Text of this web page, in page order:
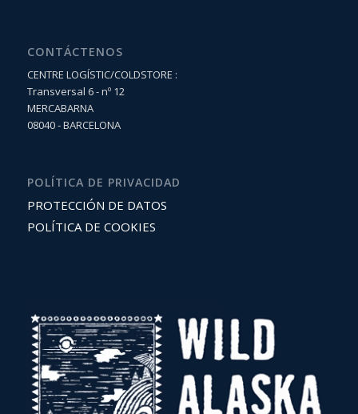
CONTÁCTENOS
CENTRE LOGÍSTIC/COLDSTORE :
Transversal 6 - nº 12
MERCABARNA
08040 - BARCELONA
POLÍTICA DE PRIVACIDAD
PROTECCIÓN DE DATOS
POLÍTICA DE COOKIES